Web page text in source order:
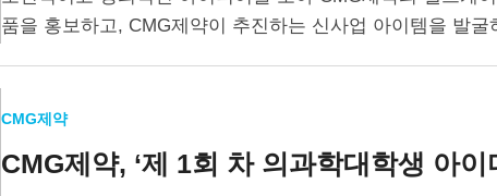
품을 홍보하고, CMG제약이 추진하는 신사업 아이템을 발
CMG제약
CMG제약, ‘제 1회 차 의과학대학생 아이